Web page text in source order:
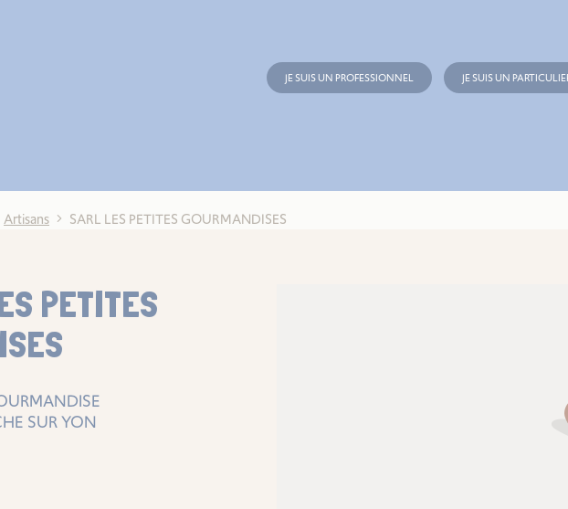
JE SUIS UN PROFESSIONNEL JE SUIS UN
Artisans SARL LES PETITES GOURMANDISES
PETITES
SUR YON